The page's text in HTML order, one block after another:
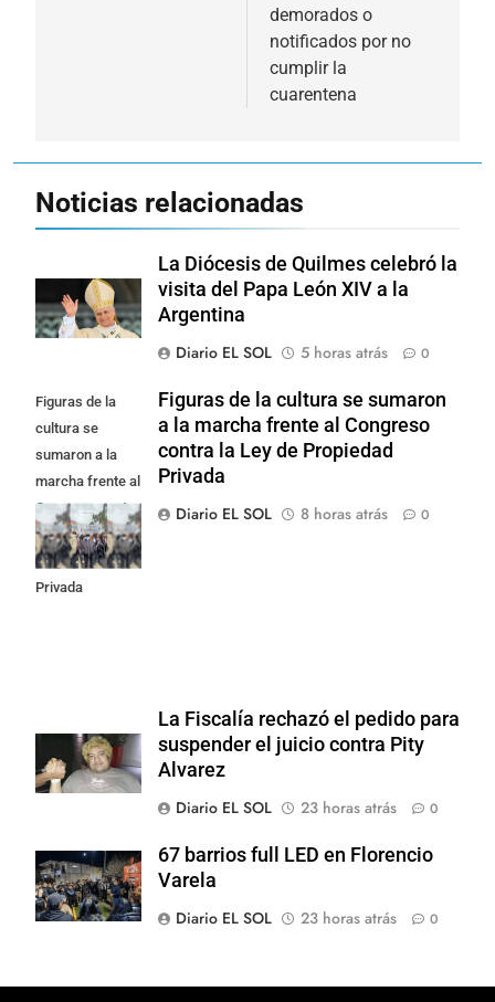
demorados o
notificados por no
cumplir la
cuarentena
Noticias relacionadas
La Diócesis de Quilmes celebró la
visita del Papa León XIV a la
Argentina
Diario EL SOL
5 horas atrás 0
Figuras de la
cultura se
sumaron a la
marcha frente al
Congreso contra
la Ley de
Propiedad
Privada
Figuras de la cultura se sumaron
a la marcha frente al Congreso
contra la Ley de Propiedad
Privada
Diario EL SOL
8 horas atrás 0
La Fiscalía rechazó el pedido para
suspender el juicio contra Pity
Alvarez
Diario EL SOL
23 horas atrás 0
67 barrios full LED en Florencio
Varela
Diario EL SOL
23 horas atrás 0